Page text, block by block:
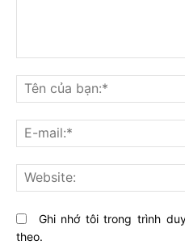
nghĩ
gì
về
bài
viết
này?
Ghi nhớ tôi trong trình
theo.